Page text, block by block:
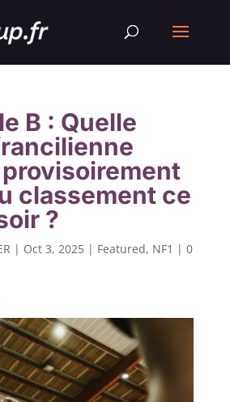
B : Quelle
classement ce
?
| Oct 3, 2025| Featured, NF1 | 0